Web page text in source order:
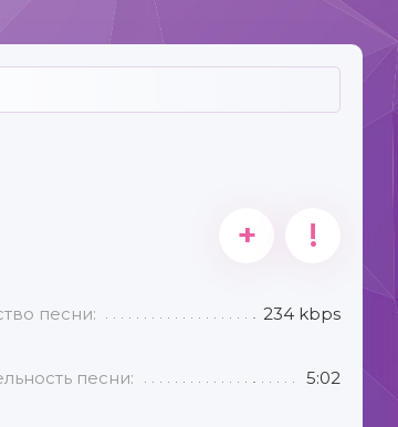
+ !
песни: 234 kbps
песни: 5:02